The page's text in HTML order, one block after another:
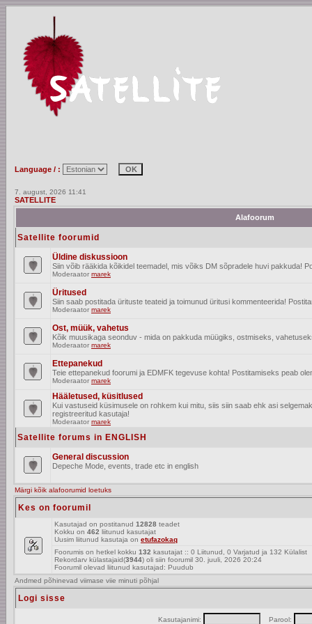
Language / :
7. august, 2026 11:41
SATELLITE
Alafoorum
Satellite foorumid
Üldine diskussioon
Siin võib rääkida kõikidel teemadel, mis võiks DM sõpradele huvi pakkuda!
Moderaator marek
Üritused
Siin saab postitada ürituste teateid ja toimunud üritusi kommenteerida!
Moderaator marek
Ost, müük, vahetus
Kõik muusikaga seonduv - mida on pakkuda müügiks, ostmiseks,
Moderaator marek
Ettepanekud
Teie ettepanekud foorumi ja EDMFK tegevuse kohta! Postitamiseks peab
Moderaator marek
Hääletused, küsitlused
Kui vastuseid küsimusele on rohkem kui mitu, siis siin saab ehk asi
registreeritud kasutaja!
Moderaator marek
Satellite forums in ENGLISH
General discussion
Depeche Mode, events, trade etc in english
Märgi kõik alafoorumid loetuks
Kes on foorumil
Kasutajad on postitanud 12828 teadet
Kokku on 462 liitunud kasutajat
Uusim liitunud kasutaja on etufazokaq
Foorumis on hetkel kokku 132 kasutajat :: 0 Liitunud, 0 Varjatud ja 132
Rekordarv külastajaid(3944) oli siin foorumil 30. juuli, 2026 20:24
Foorumil olevad liitunud kasutajad: Puudub
Andmed põhinevad viimase viie minuti põhjal
Logi sisse
Kasutajanimi: Parool: